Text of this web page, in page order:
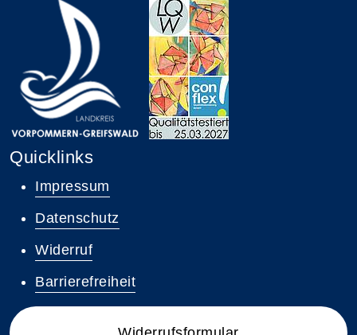
Quicklinks
Impressum
Datenschutz
Widerruf
Barrierefreiheit